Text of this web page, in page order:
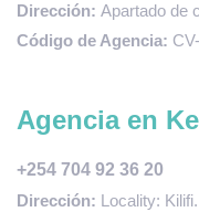
Dirección: Apartado de
Código de Agencia:
Agencia en
+254 704 92 36 20
Dirección: Locality: